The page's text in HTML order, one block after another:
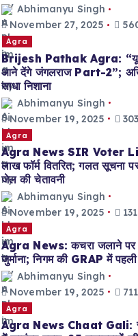
Abhimanyu Singh
November 27, 2025
Agra
Brijesh Pathak Agra:
आने देंगे जंगलराज Part-2”;
साधा निशाना
Abhimanyu Singh
November 19, 2025
Agra
Agra News SIR Voter
लाख फॉर्म वितरित; गलत सूचना
जेल की चेतावनी
Abhimanyu Singh
November 19, 2025
Agra
Agra News: कचरा जलाने
जुर्माना; निगम की GRAP में पहली
Abhimanyu Singh
November 19, 2025
Agra
Agra News Chaat Gali: